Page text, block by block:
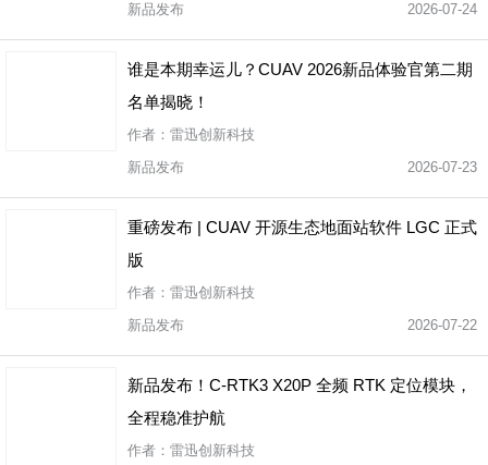
新品发布
2026-07-24
谁是本期幸运儿？CUAV 2026新品体验官第二期
名单揭晓！
作者：雷迅创新科技
新品发布
2026-07-23
重磅发布 | CUAV 开源生态地面站软件 LGC 正式
版
作者：雷迅创新科技
新品发布
2026-07-22
新品发布！C-RTK3 X20P 全频 RTK 定位模块，
全程稳准护航
作者：雷迅创新科技